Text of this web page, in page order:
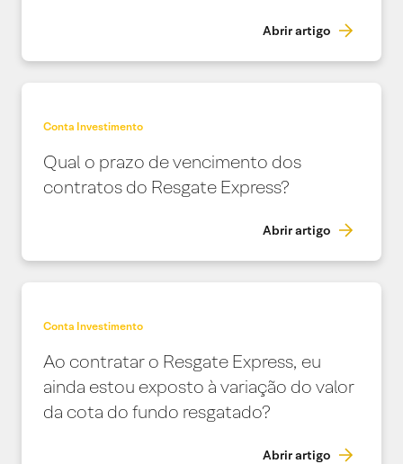
Abrir artigo
Conta Investimento
Qual o prazo de vencimento dos
contratos do Resgate Express?
Abrir artigo
Conta Investimento
Ao contratar o Resgate Express, eu
ainda estou exposto à variação do valor
da cota do fundo resgatado?
Abrir artigo